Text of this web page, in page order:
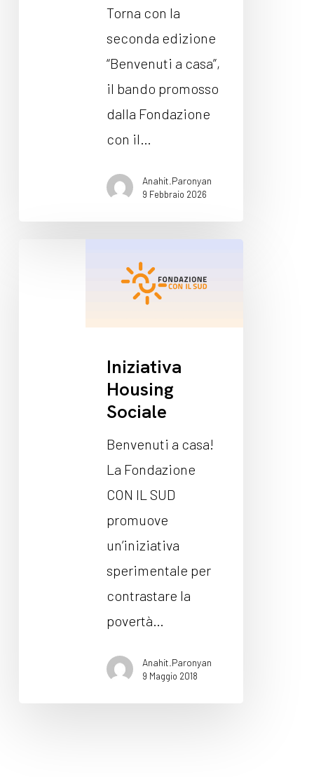
Torna con la
seconda edizione
“Benvenuti a casa”,
il bando promosso
dalla Fondazione
con il…
Anahit.Paronyan
9 Febbraio 2026
Iniziativa
Housing
Sociale
Benvenuti a casa!
La Fondazione
CON IL SUD
promuove
un’iniziativa
sperimentale per
contrastare la
povertà…
Anahit.Paronyan
9 Maggio 2018
Lavora con noi
appuntamenti
Appuntamenti
Campagne
Libri e
pubblicazioni
Docufilm
e blog progetti